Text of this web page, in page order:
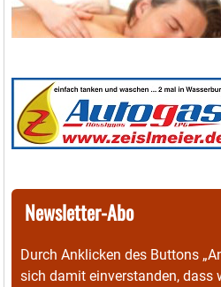
Newsletter-Abo
Durch Anklicken des Buttons
sich damit einverstanden, dass